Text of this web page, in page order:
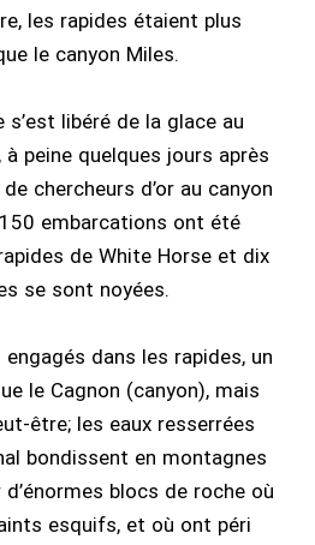
les rapides étaient plus
le canyon Miles.
s’est libéré de la glace au
peine quelques jours après
chercheurs d’or au canyon
embarcations ont été
de White Horse et dix
se sont noyées.
dans les rapides, un
le Cagnon (canyon), mais
être; les eaux resserrées
bondissent en montagnes
d’énormes blocs de roche où
esquifs, et où ont péri